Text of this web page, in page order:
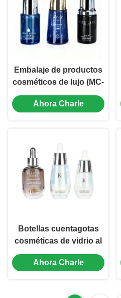
Embalaje de productos
cosméticos de lujo (MC-
602)
Ahora Charle
Botellas cuentagotas
cosméticas de vidrio al
por mayor de 30 ml y 50
ml, botellas pequeñas
Ahora Charle